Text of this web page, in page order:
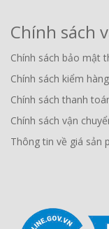
Chính sách
Chính sách bảo mật
Chính sách kiểm hàng
Chính sách thanh
Chính sách vận
Thông tin về giá sản